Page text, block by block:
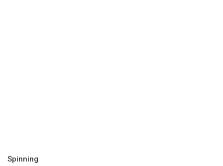
Spinning